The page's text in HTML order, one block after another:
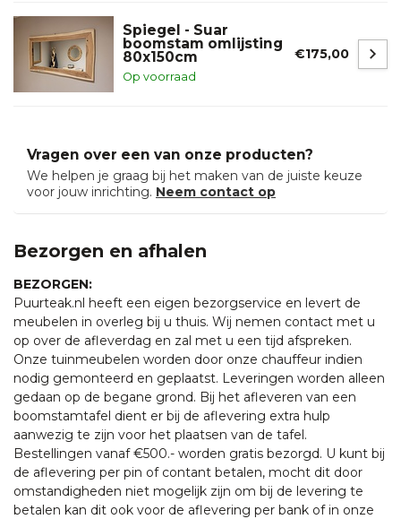
Spiegel - Suar
boomstam omlijsting
80x150cm
Op voorraad
€175,00
Vragen over een van onze producten?
We helpen je graag bij het maken van de juiste keuze
voor jouw inrichting. Neem contact op
Bezorgen en afhalen
BEZORGEN:
Puurteak.nl heeft een eigen bezorgservice en levert de
meubelen in overleg bij u thuis. Wij nemen contact met u
op over de afleverdag en zal met u een tijd afspreken.
Onze tuinmeubelen worden door onze chauffeur indien
nodig gemonteerd en geplaatst. Leveringen worden alleen
gedaan op de begane grond. Bij het afleveren van een
boomstamtafel dient er bij de aflevering extra hulp
aanwezig te zijn voor het plaatsen van de tafel.
Bestellingen vanaf €500.- worden gratis bezorgd. U kunt bij
de aflevering per pin of contant betalen, mocht dit door
omstandigheden niet mogelijk zijn om bij de levering te
betalen kan dit ook voor de aflevering per bank of in onze